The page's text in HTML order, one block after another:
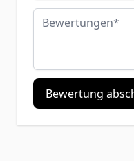
Bewertungen
Bewertung